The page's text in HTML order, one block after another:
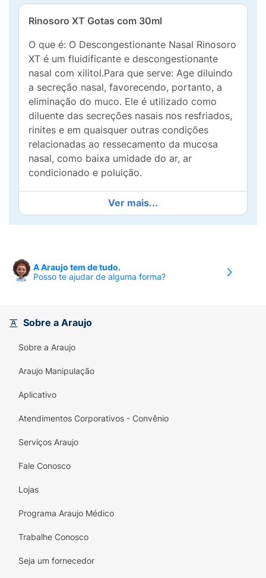
Rinosoro XT Gotas com 30ml
O que é: O Descongestionante Nasal Rinosoro
XT é um fluidificante e descongestionante
nasal com xilitol.Para que serve: Age diluindo
a secreção nasal, favorecendo, portanto, a
eliminação do muco. Ele é utilizado como
diluente das secreções nasais nos resfriados,
rinites e em quaisquer outras condições
relacionadas ao ressecamento da mucosa
nasal, como baixa umidade do ar, ar
condicionado e poluição.
Ver mais...
A Araujo tem de tudo.
Posso te ajudar de alguma forma?
Sobre a Araujo
Sobre a Araujo
Araujo Manipulação
Aplicativo
Atendimentos Corporativos - Convênio
Serviços Araujo
Fale Conosco
Lojas
Programa Araujo Médico
Trabalhe Conosco
Seja um fornecedor